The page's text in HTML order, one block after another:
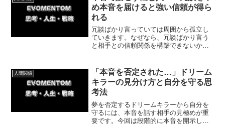
介します。
め本音を届けると強い信頼が得ら
れる
冗談ばかり言っていては周囲から孤立し
ていきます。なぜなら、冗談ばかり言う
と相手との信頼関係を構築できないから
人間関係
「本音を否定された…」ドリーム
キラーの見分け方と自分を守る思
考法
夢を否定するドリームキラーから自分を
守るには、本音を話す相手の見極めが重
要です。今回は段階的に本音を開示し、